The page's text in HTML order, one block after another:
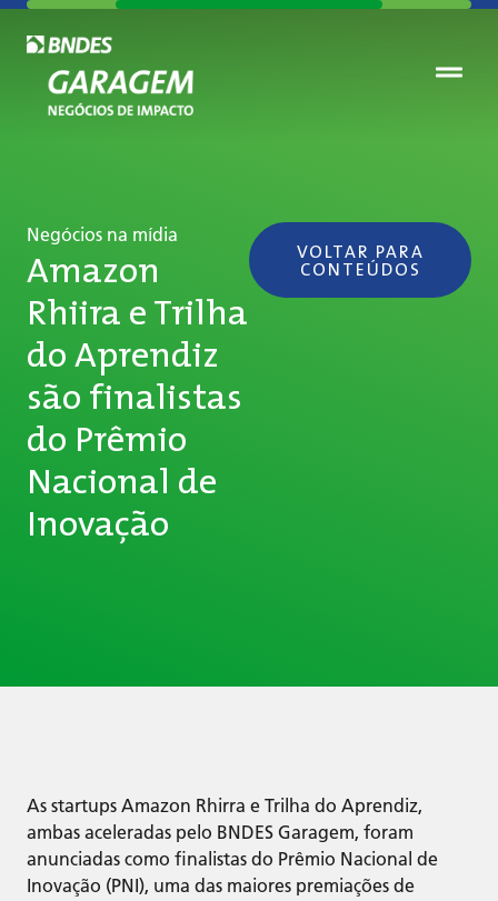
Negócios na mídia
Amazon
Rhiira e Trilha
do Aprendiz
são finalistas
do Prêmio
Nacional de
Inovação
VOLTAR PARA
CONTEÚDOS
As startups Amazon Rhirra e Trilha do Aprendiz,
ambas aceleradas pelo BNDES Garagem, foram
anunciadas como finalistas do Prêmio Nacional de
Inovação (PNI), uma das maiores premiações de